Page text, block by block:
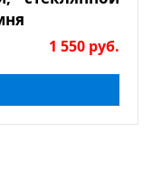
1 550 руб.